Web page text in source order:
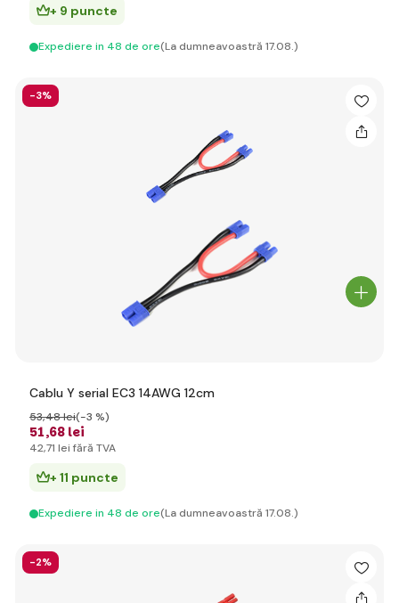
+ 9 puncte
Expediere in 48 de ore(La dumneavoastră 17.08.)
-3%
Cablu Y serial EC3 14AWG 12cm
51,68 lei
53,48 lei(-3 %)
42,71 lei fără TVA
+ 11 puncte
Expediere in 48 de ore(La dumneavoastră 17.08.)
-2%